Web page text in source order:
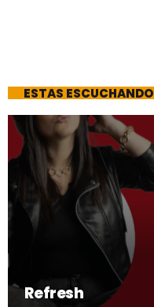
ESTAS ESCUCHANDO
Refresh